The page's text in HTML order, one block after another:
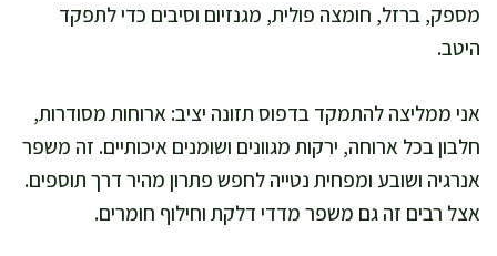
מספק, ברזל, חומצה פולית, מגנזיום וסיבים כדי לתפקד
היטב.
אני ממליצה להתמקד בדפוס תזונה יציב: ארוחות מסודרות,
חלבון בכל ארוחה, ירקות מגוונים ושומנים איכותיים. זה משפר
אנרגיה ושובע ומפחית נטייה לחפש פתרון מהיר דרך תוספים.
אצל רבים זה גם משפר מדדי דלקת וחילוף חומרים.